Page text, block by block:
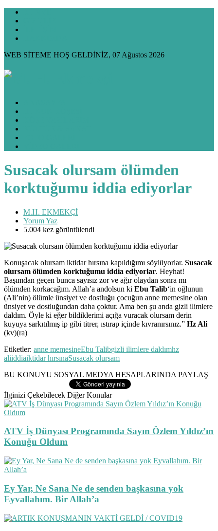
WEB SİTEME HOŞ GELDİNİZ, 07 Ağustos 2026
Susacak olursam ölümden
korktuğumu iddia ediyorlar
M.H. EKMEKÇİ
Yorum Yaz
5.004 kez görüntülendi
Konuşacak olursam iktidar hırsına kapıldığımı söylüyorlar. Susacak
olursam ölümden korktuğumu iddia ediyorlar. Heyhat!
Başımdan geçen bunca sayısız zor ve ağır olaydan sonra mı
ölümden korkacağım. Allah’a andolsun ki Ebu Talib‘in oğlunun
(Ali’nin) ölümle ünsiyet ve dostluğu çocuğun anne memesine olan
ünsiyet ve dostluğundan daha çoktur. Ama ben şu anda gizli ilimlere
daldım. Öyle ki eğer bildiklerimi açığa vuracak olursam derin
kuyuya sarkıtılmış ip gibi titrer, ıstırap içinde kıvranırsınız.” Hz Ali
(kv)(ra)
Etiketler: anne memesineEbu Talibgizli ilimlere daldımhz
aliiddiaiktidar hırsınaSusacak olursam
BU KONUYU SOSYAL MEDYA HESAPLARINDA PAYLAŞ
İlginizi Çekebilecek Diğer Konular
ATV İş Dünyası Programında Sayın Özlem Yıldız’ın
Konuğu Oldum
Ey Yar, Ne Sana Ne de senden başkasına yok
Eyvallahım. Bir Allah’a